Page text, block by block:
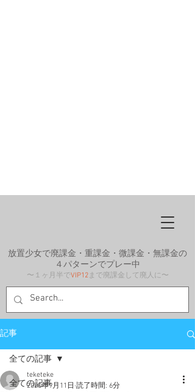
放置少女で廃課金・重課金・微課金・無課金の
４パターンでプレー中
〜１ヶ月半でVIP12まで廃課金して廃人に〜
記事
全ての記事
全ての記事
teketeke
2020年9月11日 読了時間: 6分